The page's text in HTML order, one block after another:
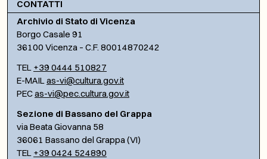
CONTATTI
Archivio di Stato di Vicenza
Borgo Casale 91
36100 Vicenza – C.F. 80014870242
TEL +39 0444 510827
E-MAILas-vi@cultura.gov.it
PECas-vi@pec.cultura.gov.it
Sezione di Bassano del Grappa
via Beata Giovanna 58
36061 Bassano del Grappa (VI)
TEL +39 0424 524890